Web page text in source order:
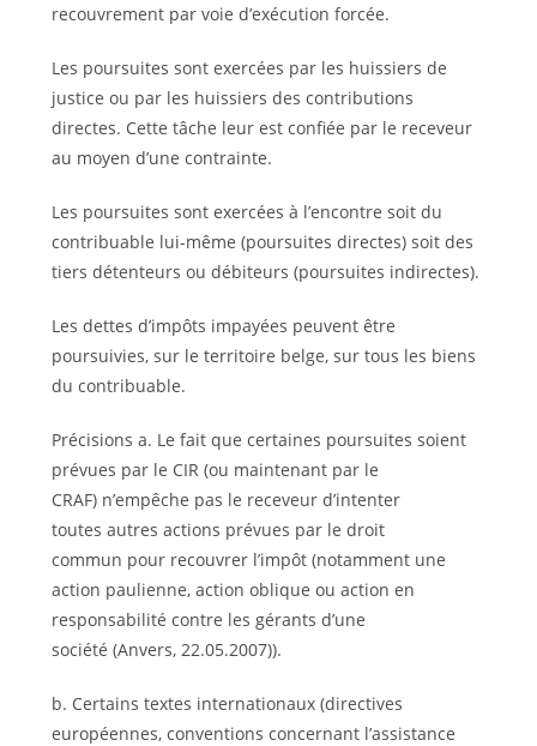
recouvre­ment par voie d’exécution forcée.
Les poursuites sont exercées par les huissiers de
justice ou par les huissiers des contributions
directes. Cette tâche leur est confiée par le receveur
au moyen d’une contrainte.
Les poursuites sont exercées à l’encontre soit du
contribuable lui-même (poursuites directes) soit des
tiers détenteurs ou débiteurs (poursuites indirectes).
Les dettes d’impôts impayées peuvent être
poursuivies, sur le territoire belge, sur tous les biens
du contribuable.
Précisions a. Le fait que certaines poursuites soient
prévues par le CIR (ou maintenant par le
CRAF) n’empêche pas le receveur d’intenter
toutes autres actions prévues par le droit
commun pour recouvrer l’impôt (notamment une
action paulienne, action oblique ou action en
responsabilité contre les gérants d’une
société (Anvers, 22.05.2007)).
b. Certains textes internationaux (directives
européennes, conventions concernant l’assistance